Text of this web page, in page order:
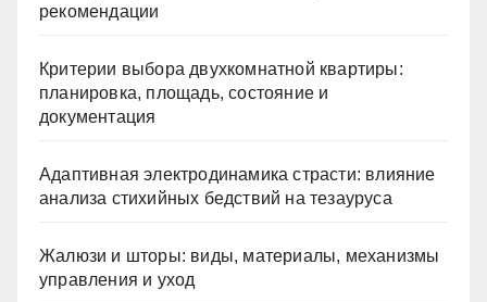
рекомендации
Критерии выбора двухкомнатной квартиры:
планировка, площадь, состояние и
документация
Адаптивная электродинамика страсти: влияние
анализа стихийных бедствий на тезауруса
Жалюзи и шторы: виды, материалы, механизмы
управления и уход